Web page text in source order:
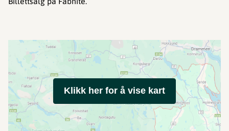
Klikk her for å vise kart